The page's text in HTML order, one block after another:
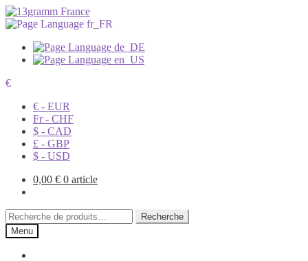
€
€ - EUR
Fr - CHF
$ - CAD
£ - GBP
$ - USD
0,00 € 0 article
Recherche
pour :
Recherche
Menu